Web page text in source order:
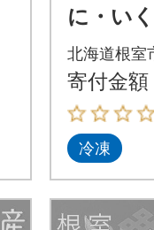
に・い
ン・帆
4P B-
北海道根室
寄付金額
冷凍